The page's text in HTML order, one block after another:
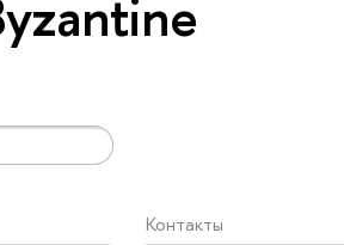
Контакты